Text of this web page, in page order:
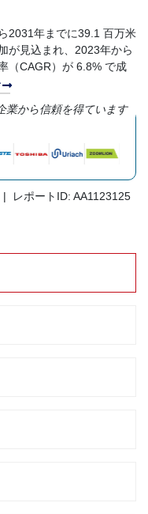
2031年までに39.1 百万米
が見込まれ、2023年から
（CAGR）が 6.8% で成
業から信頼を得ています
| レポートID: AA1123125